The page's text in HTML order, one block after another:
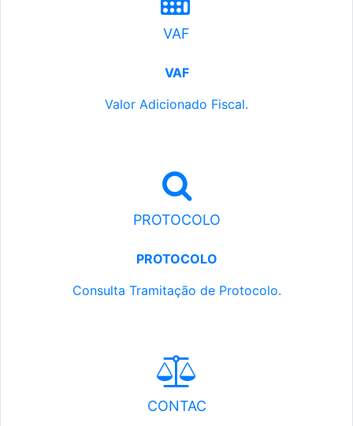
VAF
VAF
Valor Adicionado Fiscal.
PROTOCOLO
PROTOCOLO
Consulta Tramitação de Protocolo.
CONTAC